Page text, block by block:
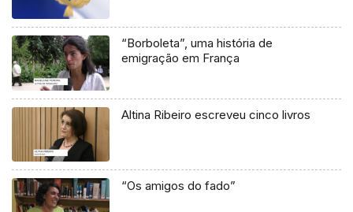
“Borboleta”, uma história de
emigração em França
Altina Ribeiro escreveu cinco livros
“Os amigos do fado”